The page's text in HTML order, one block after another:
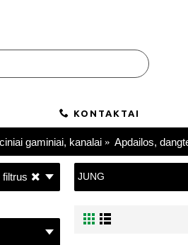
KONTAKTAI
gaminiai, kanalai Apdailos,
filtrus JUNG